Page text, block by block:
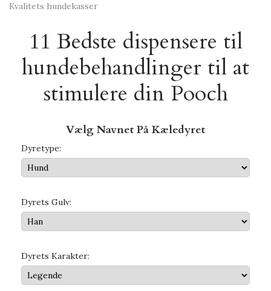
Kvalitets hundekasser
11 Bedste dispensere til
hundebehandlinger til at
stimulere din Pooch
Vælg Navnet På Kæledyret
Dyretype:
Dyrets Gulv:
Dyrets Karakter: